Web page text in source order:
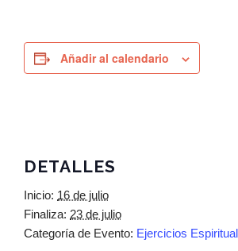
Añadir al calendario
DETALLES
Inicio: 16 de julio
Finaliza: 23 de julio
Categoría de Evento: Ejercicios